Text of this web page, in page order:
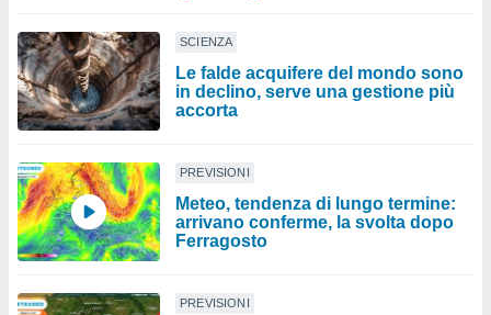
SCIENZA
Le falde acquifere del mondo sono
in declino, serve una gestione più
accorta
PREVISIONI
Meteo, tendenza di lungo termine:
arrivano conferme, la svolta dopo
Ferragosto
PREVISIONI